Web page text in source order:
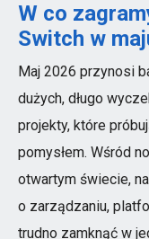
W co
Switch w
Maj 2026 przynosi
dużych, długo
projekty, które
pomysłem. Wśród
otwartym świecie,
o zarządzaniu,
trudno zamknąć w